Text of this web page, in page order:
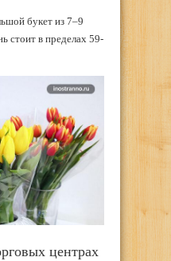
букет из 7–9
стоит в пределах 59-
центрах